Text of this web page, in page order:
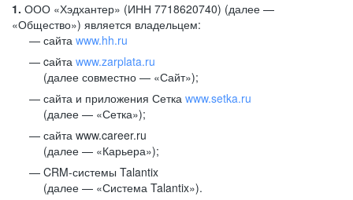
1. ООО «Хэдхантер» (ИНН 7718620740) (далее —
«Общество») является владельцем:
сайта www.hh.ru
cайта www.zarplata.ru
(далее совместно — «Сайт»);
сайта и приложения Сетка www.setka.ru
(далее — «Сетка»);
сайта www.career.ru
(далее — «Карьера»);
CRM-системы Talantix
(далее — «Система Talantix»).